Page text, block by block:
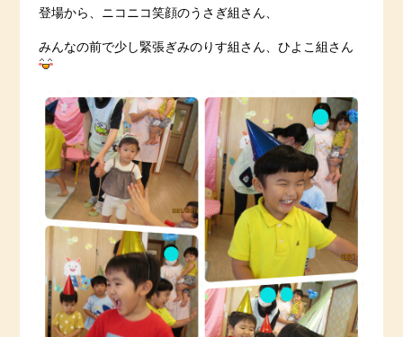
登場から、ニコニコ笑顔のうさぎ組さん、
みんなの前で少し緊張ぎみのりす組さん、ひよこ組さん